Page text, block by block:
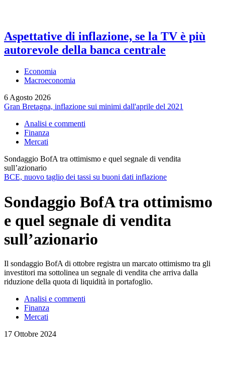
Aspettative di inflazione, se la TV è più
autorevole della banca centrale
Economia
Macroeconomia
6 Agosto 2026
Gran Bretagna, inflazione sui minimi dall'aprile del 2021
Analisi e commenti
Finanza
Mercati
Sondaggio BofA tra ottimismo e quel segnale di vendita
sull’azionario
BCE, nuovo taglio dei tassi su buoni dati inflazione
Sondaggio BofA tra ottimismo
e quel segnale di vendita
sull’azionario
Il sondaggio BofA di ottobre registra un marcato ottimismo tra gli
investitori ma sottolinea un segnale di vendita che arriva dalla
riduzione della quota di liquidità in portafoglio.
Analisi e commenti
Finanza
Mercati
17 Ottobre 2024